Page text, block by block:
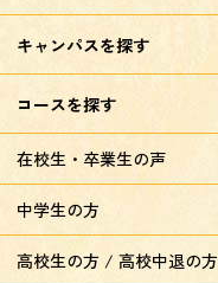
キャンパスを探す
コースを探す
在校生・卒業生の声
中学生の方
高校生の方 / 高校中退の方